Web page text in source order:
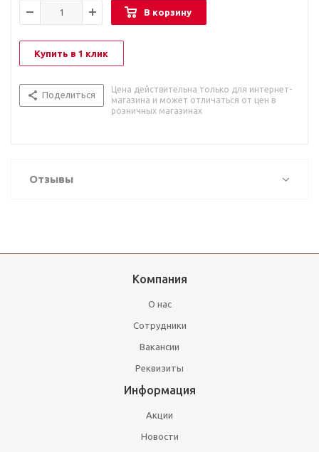
В корзину
Купить в 1 клик
Поделиться
Цена действительна только для интернет-
магазина и может отличаться от цен в
розничных магазинах
Отзывы
Компания
О нас
Сотрудники
Вакансии
Реквизиты
Информация
Акции
Новости